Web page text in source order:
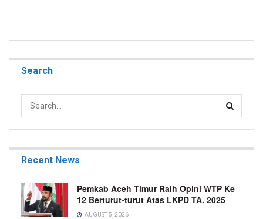
Search
Recent News
Pemkab Aceh Timur Raih Opini WTP Ke
12 Berturut-turut Atas LKPD TA. 2025
AUGUST 5, 2026